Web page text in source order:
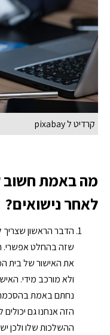
קרדיט ל pixabay
מה באמת חשוב
לאחר נישואים?
הדבר הראשון
שזה בהחלט אפשרי.
את האישור של בית
ולא מורכב מידי.
נחתם באמת
הזה אנחנו גם
ההשלכות שלו ולכן